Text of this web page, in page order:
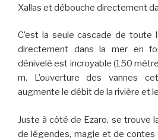
Xallas et débouche directement
C’est la seule cascade de toute
directement dans la mer en
dénivelé est incroyable (150
m. L’ouverture des vannes
augmente le débit de la rivière et
Juste à côté de Ezaro, se trouve
de légendes, magie et de